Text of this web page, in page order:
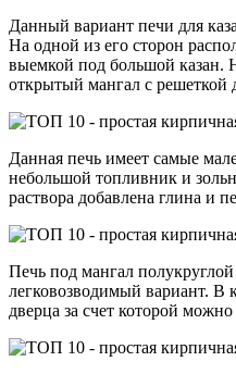
Данный вариант печи для
На одной из его сторон
выемкой под большой казан.
открытый мангал с решеткой
Данная печь имеет самые
небольшой топливник и
раствора добавлена глина и
Печь под мангал
легковозводимый вариант. В
дверца за счет которой